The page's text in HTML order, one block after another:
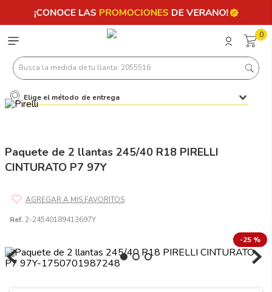
0
Busca la medida de tu llanta: 2055516
Elige el método de entrega
Paquete de 2 llantas 245/40 R18 PIRELLI
CINTURATO P7 97Y
Ref. 2-24540189413697Y
-25 %
Términos más buscados
2
7 .245